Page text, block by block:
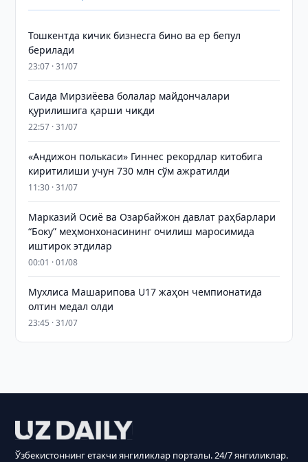
Тошкентда кичик бизнесга бино ва ер бепул
берилади
23:07 · 31/07
Саида Мирзиёева болалар майдончалари
қурилишига қарши чиқди
22:57 · 31/07
«Андижон полькаси» Гиннес рекордлар китобига
киритилиши учун 730 млн сўм ажратилди
11:30 · 31/07
Марказий Осиё ва Озарбайжон давлат раҳбарлари
“Боку” меҳмонхонасининг очилиш маросимида
иштирок этдилар
00:01 · 01/08
Мухлиса Машарипова U17 жаҳон чемпионатида
олтин медал олди
23:45 · 31/07
Ўзбекистоннинг етакчи янгиликлар порталы. 24/7 янгиликлар.